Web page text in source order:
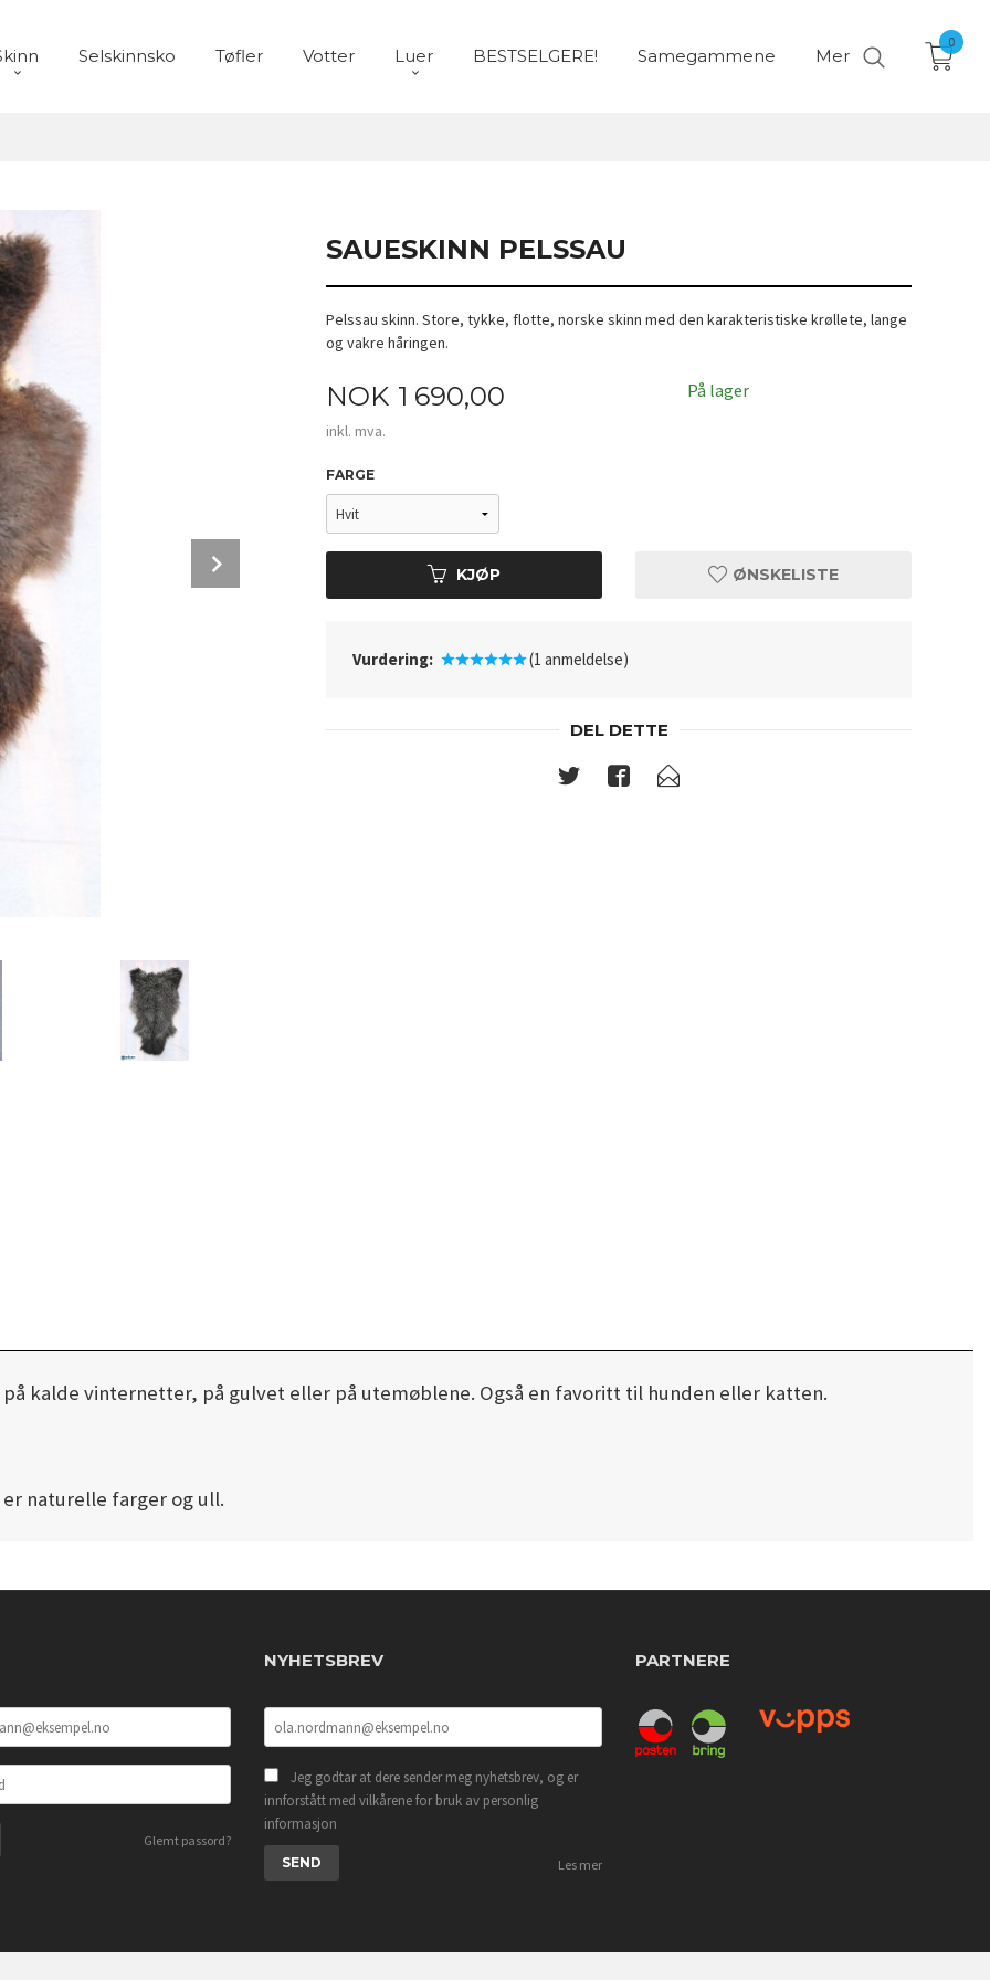
Selskinnsko Tøfler Votter Luer BESTSELGERE! Samegammene Mer
0
SAUESKINN PELSSAU
Pelssau skinn. Store, tykke, flotte, norske skinn med den karakteristiske krøllete, lange
og vakre håringen.
Pris
NOK 1 690,00
inkl. mva.
På lager
FARGE
KJØP ØNSKELISTE
Vurdering: (1 anmeldelse)
DEL DETTE
kalde vinternetter, på gulvet eller på utemøblene. Også en favoritt til hunden eller katten.
naturelle farger og ull.
Glemt passord?
NYHETSBREV
Jeg godtar at dere sender meg nyhetsbrev, og er
innforstått med vilkårene for bruk av personlig
informasjon
Les mer
PARTNERE